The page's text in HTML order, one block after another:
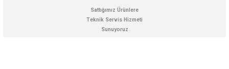
Sattığımız Ürünlere
Teknik Servis Hizmeti
Sunuyoruz